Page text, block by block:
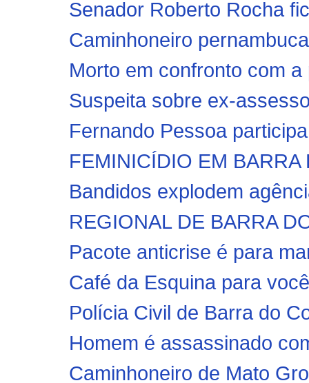
Senador Roberto Rocha
Caminhoneiro
Morto em confronto com
Suspeita sobre ex-
Fernando Pessoa
FEMINICÍDIO EM
Bandidos explodem
REGIONAL DE BARRA
Pacote anticrise é para
Café da Esquina para
Polícia Civil de Barra do
Homem é assassinado
Caminhoneiro de Mato